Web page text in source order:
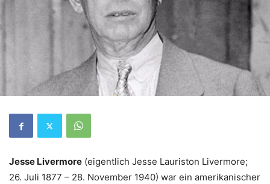
Jesse Livermore (eigentlich Jesse Lauriston Livermore;
26. Juli 1877 – 28. November 1940) war ein amerikanischer